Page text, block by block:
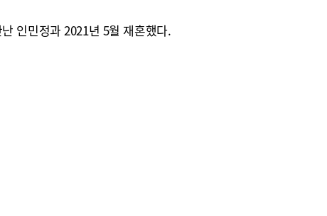
인민정과 2021년 5월 재혼했다.